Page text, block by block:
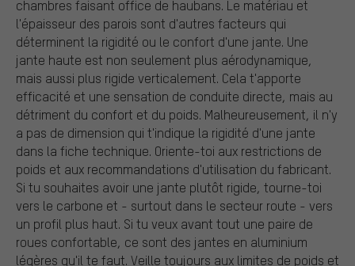
chambres faisant office de haubans. Le matériau et
l'épaisseur des parois sont d'autres facteurs qui
déterminent la rigidité ou le confort d'une jante. Une
jante haute est non seulement plus aérodynamique,
mais aussi plus rigide verticalement. Cela t'apporte
efficacité et une sensation de conduite directe, mais au
détriment du confort et du poids. Malheureusement, il n'y
a pas de dimension qui t'indique la rigidité d'une jante
dans la fiche technique. Oriente-toi aux restrictions de
poids et aux recommandations d'utilisation du fabricant.
Si tu souhaites avoir une jante plutôt rigide, tourne-toi
vers le carbone et - surtout dans le secteur route - vers
un profil plus haut. Si tu veux avant tout une paire de
roues confortable, ce sont des jantes en aluminium
légères qu'il te faut. Veille toujours aux limites de poids et